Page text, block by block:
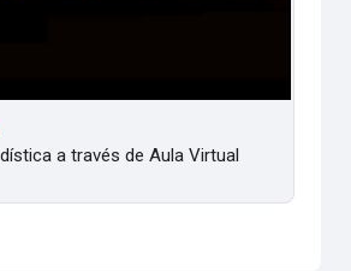
a través de Aula Virtual